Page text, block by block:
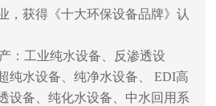
，获得《十大环保设备品牌》认
：工业纯水设备、反渗透设
纯水设备、纯净水设备、 EDI高
设备、纯化水设备、中水回用系